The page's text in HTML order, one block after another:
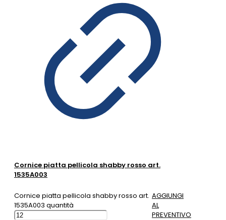
Cornice piatta pellicola shabby rosso art.
1535A003
Cornice piatta pellicola shabby rosso art.
1535A003 quantità
AGGIUNGI
AL
PREVENTIVO